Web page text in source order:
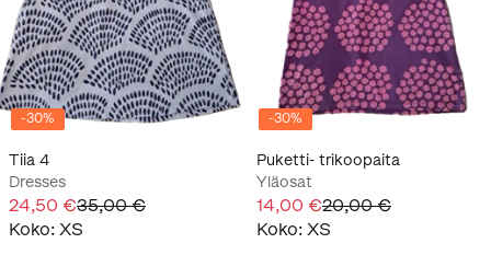
-30%
Tiia 4
Dresses
24,50 €35,00 €
Koko: XS
-30%
Puketti- trikoopaita
Yläosat
14,00 €20,00 €
Koko: XS